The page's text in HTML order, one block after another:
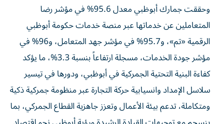
وحققت جمارك أبوظبي معدل 95.6% في مؤشر رضا
المتعاملين عن خدماتها عبر منصة خدمات حكومة أبوظبي
الرقمية «تم»، و95.7% في مؤشر جهد المتعامل، و96% في
مؤشر جودة الخدمات، مسجلة ارتفاعاً بنسبة 3.3%، ما يؤكد
كفاءة البنية التحتية الجمركية في أبوظبي، ودورها في تيسير
سلاسل الإمداد وانسيابية حركة التجارة عبر منظومة جمركية ذكية
ومتكاملة، تدعم بيئة الأعمال وتعزز جاهزية القطاع الجمركي، بما